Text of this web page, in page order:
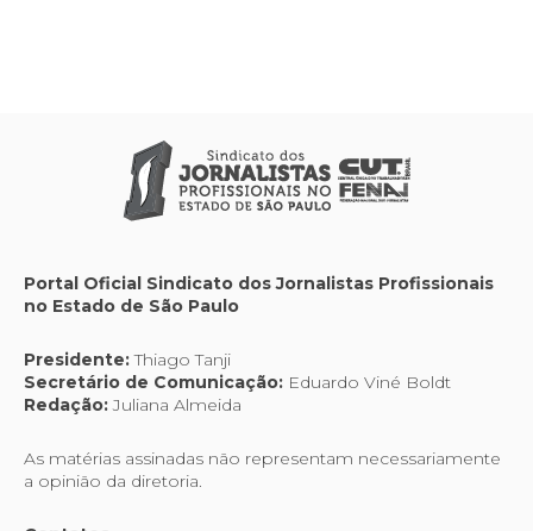
Portal Oficial Sindicato dos Jornalistas Profissionais
no Estado de São Paulo
Presidente:Thiago Tanji
Secretário de Comunicação: Eduardo Viné Boldt
Redação:Juliana Almeida
As matérias assinadas não representam necessariamente
a opinião da diretoria.